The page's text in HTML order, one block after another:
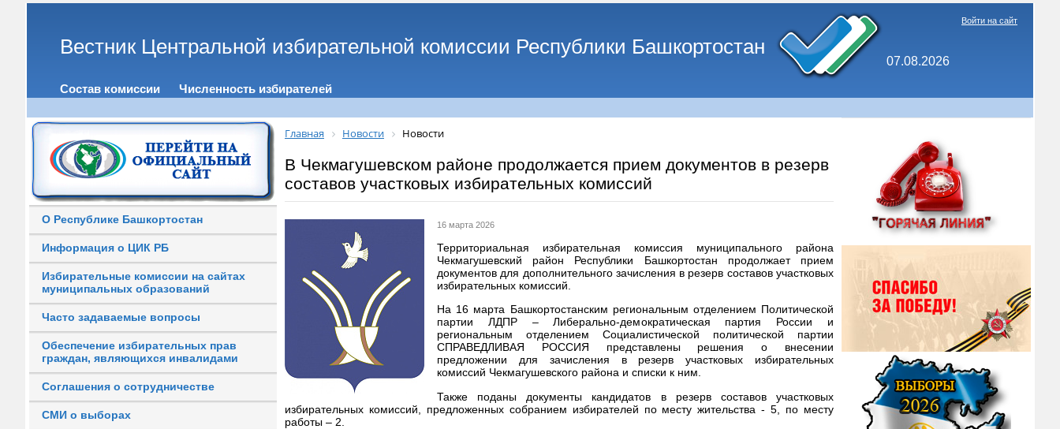
Вестник Центральной избирательной комиссии Республики Башкортостан
07.08.2026
Войти на сайт
Состав комиссии Численность избирателей
О Республике Башкортостан
Информация о ЦИК РБ
Избирательные комиссии на сайтах
муниципальных образований
Часто задаваемые вопросы
Обеспечение избирательных прав
граждан, являющихся инвалидами
Соглашения о сотрудничестве
СМИ о выборах
Главная Новости Новости
В Чекмагушевском районе продолжается прием документов в резерв
составов участковых избирательных комиссий
16 марта 2026
Территориальная избирательная комиссия муниципального района
Чекмагушевский район Республики Башкортостан продолжает прием
документов для дополнительного зачисления в резерв составов участковых
избирательных комиссий.
На 16 марта Башкортостанским региональным отделением Политической
партии ЛДПР – Либерально-демократическая партия России и
региональным отделением Социалистической политической партии
СПРАВЕДЛИВАЯ РОССИЯ представлены решения о внесении
предложении для зачисления в резерв участковых избирательных
комиссий Чекмагушевского района и списки к ним.
Также поданы документы кандидатов в резерв составов участковых
избирательных комиссий, предложенных собранием избирателей по месту жительства - 5, по месту
работы – 2.